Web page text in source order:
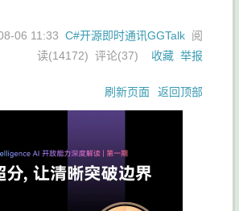
06 11:33 C#开源即时通讯GGTalk 阅
读(14172) 评论(37) 收藏 举报
刷新页面 返回顶部